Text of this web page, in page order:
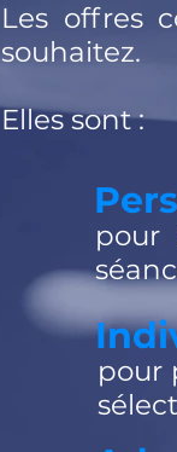
Les offres
souhaitez.
Elles sont :
pour
pour